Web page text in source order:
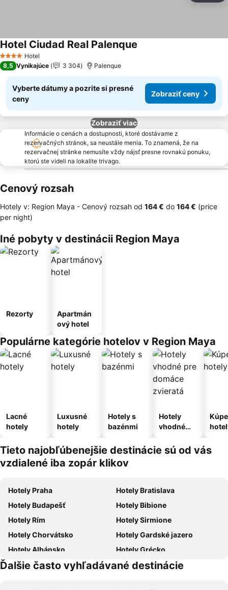
4 Počet hviezdičiek
Hotel
Hotel Ciudad Real Palenque
8,5 Vynikajúce 3 304 Palenque
Vyberte dátumy a pozrite si presné
ceny
Zobraziť ceny
Zobraziť viac
Informácie o cenách a dostupnosti, ktoré dostávame z
rezervačných stránok, sa neustále menia. To znamená, že na
rezervačnej stránke nemusíte vždy nájsť presne rovnakú ponuku,
ktorú ste videli na lokalite trivago.
Cenový rozsah
Hotely v: Region Maya - Cenový rozsah od ‎164 € do ‎164 € (price
per night)
Iné pobyty v destinácii Region Maya
Rezorty
Apartmán
ový hotel
Populárne kategórie hotelov v Region Maya
Lacné
hotely
Luxusné
hotely
Hotely s
bazénmi
Hotely
vhodné
domáce
zvieratá
Tieto najobľúbenejšie destinácie sú od vás
vzdialené iba zopár klikov
Hotely Praha
Hotely Bratislava
Hotely Budapešť
Hotely Bibione
Hotely Rím
Hotely Sirmione
Hotely Chorvátsko
Hotely Gardské jazero
Hotely Albánsko
Hotely Grécko
Hotely Malorka
Hotely Pobrežie Chorvátska
Ďalšie často vyhľadávané destinácie